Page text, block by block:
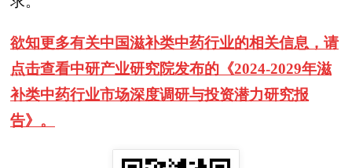
欲知更多有关中国滋补类中药行业的相关信息，请
点击查看中研产业研究院发布的 《2024-2029年滋
补类中药行业市场深度调研与投资潜力研究报
告》。